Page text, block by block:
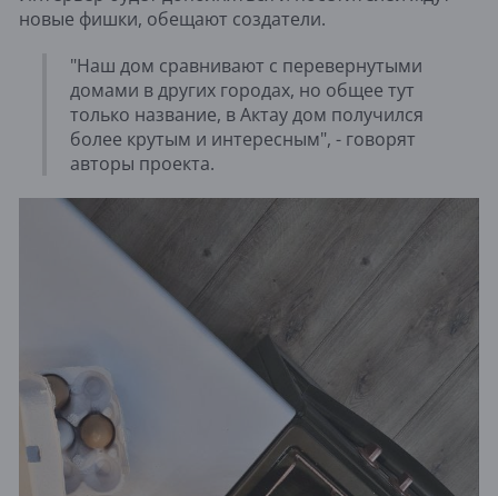
новые фишки, обещают создатели.
"Наш дом сравнивают с перевернутыми
домами в других городах, но общее тут
только название, в Актау дом получился
более крутым и интересным", - говорят
авторы проекта.